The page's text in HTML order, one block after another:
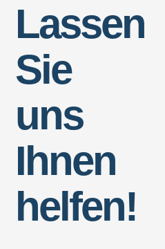
Lassen
Sie
uns
Ihnen
helfen!